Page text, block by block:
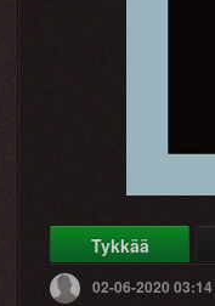
Tykkää
02-06-2020 03:14